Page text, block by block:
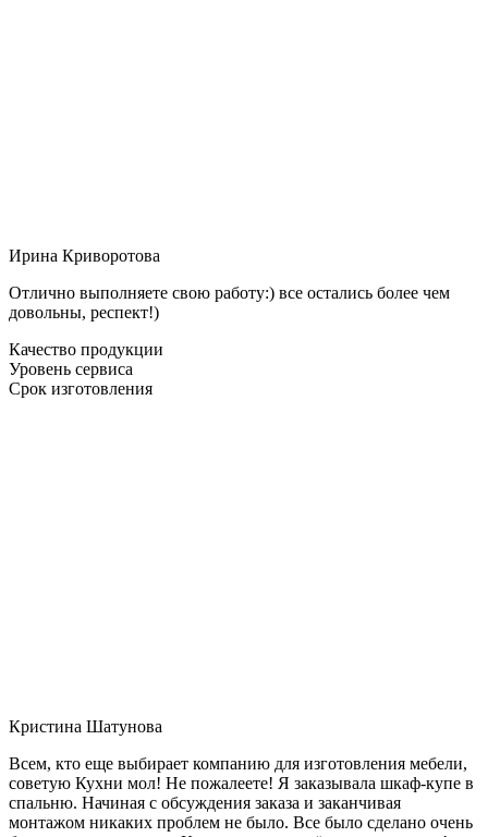
Ирина Криворотова
Отлично выполняете свою работу:) все остались более чем
довольны, респект!)
Качество продукции
Уровень сервиса
Срок изготовления
Кристина Шатунова
Всем, кто еще выбирает компанию для изготовления мебели,
советую Кухни мол! Не пожалеете! Я заказывала шкаф-купе в
спальню. Начиная с обсуждения заказа и заканчивая
монтажом никаких проблем не было. Все было сделано очень